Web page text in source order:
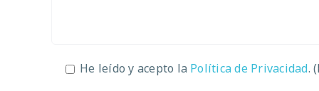
He leído y acepto la Política de Privacidad.